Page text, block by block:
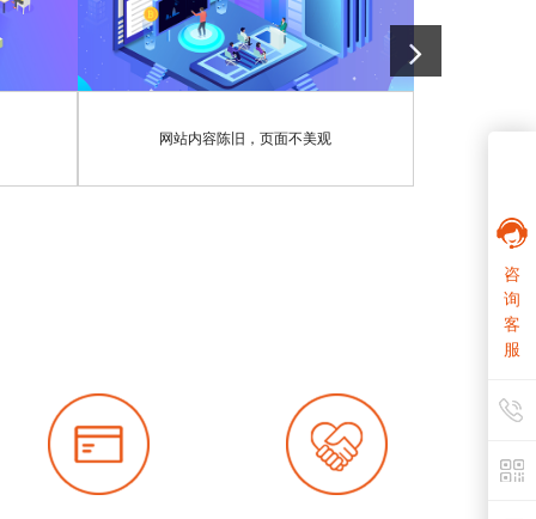
网站内容陈旧，页面不美观
咨
询
客
服